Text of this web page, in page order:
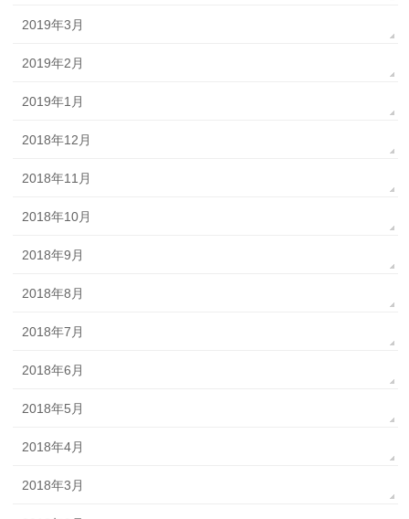
2019年3月
2019年2月
2019年1月
2018年12月
2018年11月
2018年10月
2018年9月
2018年8月
2018年7月
2018年6月
2018年5月
2018年4月
2018年3月